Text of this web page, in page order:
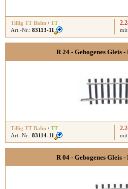
Tillig TT Bahn / TT
Art.-Nr.: 83113-11 mit
R 24 - Gebogenes Gleis
Tillig TT Bahn / TT
Art.-Nr.: 83114-11 mit
R 04 - Gebogenes Gleis